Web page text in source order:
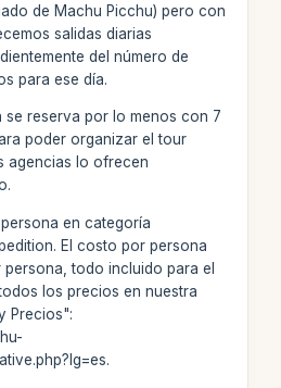
de Machu Picchu) pero con
salidas diarias
del número de
para ese día.
se reserva por lo menos con 7
poder organizar el tour
agencias lo ofrecen
en categoría
El costo por persona
persona, todo incluido para el
los precios en nuestra
Precios":